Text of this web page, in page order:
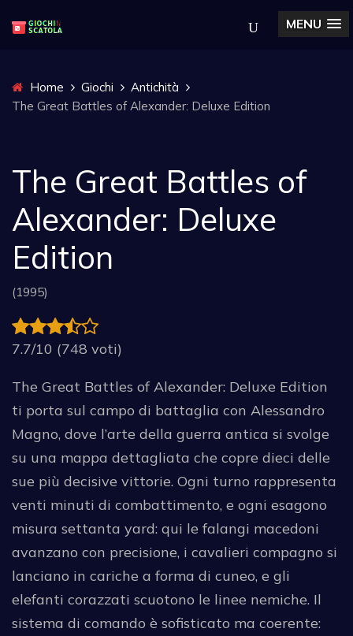
MENU
Home Giochi
Antichità
The Great Battles of Alexander: Deluxe Edition
The Great Battles of
Alexander: Deluxe
Edition
(1995)
7.7/10 (748 voti)
The Great Battles of Alexander: Deluxe Edition
ti porta sul campo di battaglia con Alessandro
Magno, dove l’arte della guerra antica si svolge
su una mappa dettagliata che copre dieci delle
sue più decisive vittorie. Ogni turno rappresenta
venti minuti di combattimento, e ogni esagono
misura settanta yard: qui le falangi macedoni
avanzano con precisione, i cavalieri compagno si
lanciano in cariche a forma di cuneo, e gli
elefanti corazzati scuotono le linee nemiche. Il
sistema di comando è sofisticato ma coerente: